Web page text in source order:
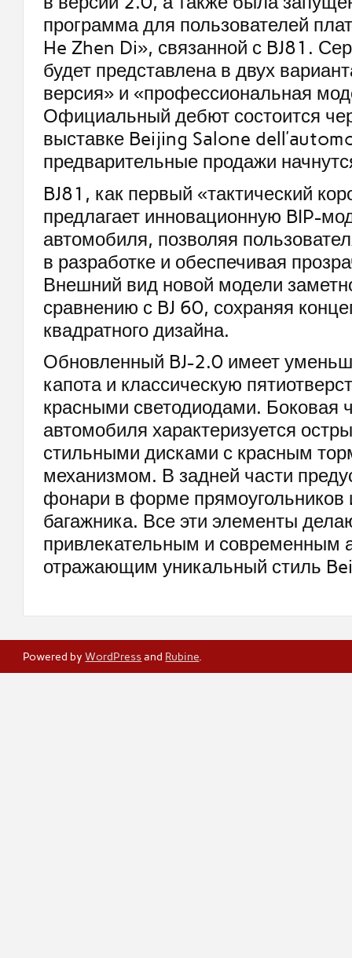
программа для пользователей
He Zhen Di», связанной с BJ81.
будет представлена в двух
версия» и «профессиональная
Официальный дебют состоится
выставке Beijing Salone
предварительные продажи
BJ81, как первый «тактический
предлагает инновационную BIP-
автомобиля, позволяя
в разработке и обеспечивая
Внешний вид новой модели
сравнению с BJ 60, сохраняя
квадратного дизайна.
Обновленный BJ-2.0 имеет
капота и классическую
красными светодиодами. Боковая
автомобиля характеризуется
стильными дисками с красным
механизмом. В задней части
фонари в форме прямоугольников
багажника. Все эти элементы
привлекательным и современным
отражающим уникальный стиль
Powered byWordPressand Rubine